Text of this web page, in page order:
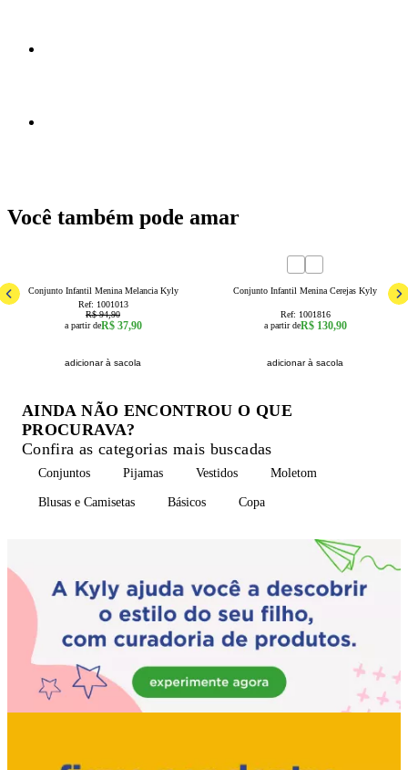
Você também pode amar
Conjunto Infantil Menina Melancia Kyly
Ref: 1001013
R$ 94,90
a partir deR$ 37,90
adicionar à sacola
Conjunto Infantil Menina Cerejas Kyly
Ref: 1001816
a partir deR$ 130,90
adicionar à sacola
AINDA NÃO ENCONTROU O QUE
PROCURAVA?
Confira as categorias mais buscadas
Conjuntos Pijamas Vestidos Moletom
Blusas e Camisetas Básicos Copa